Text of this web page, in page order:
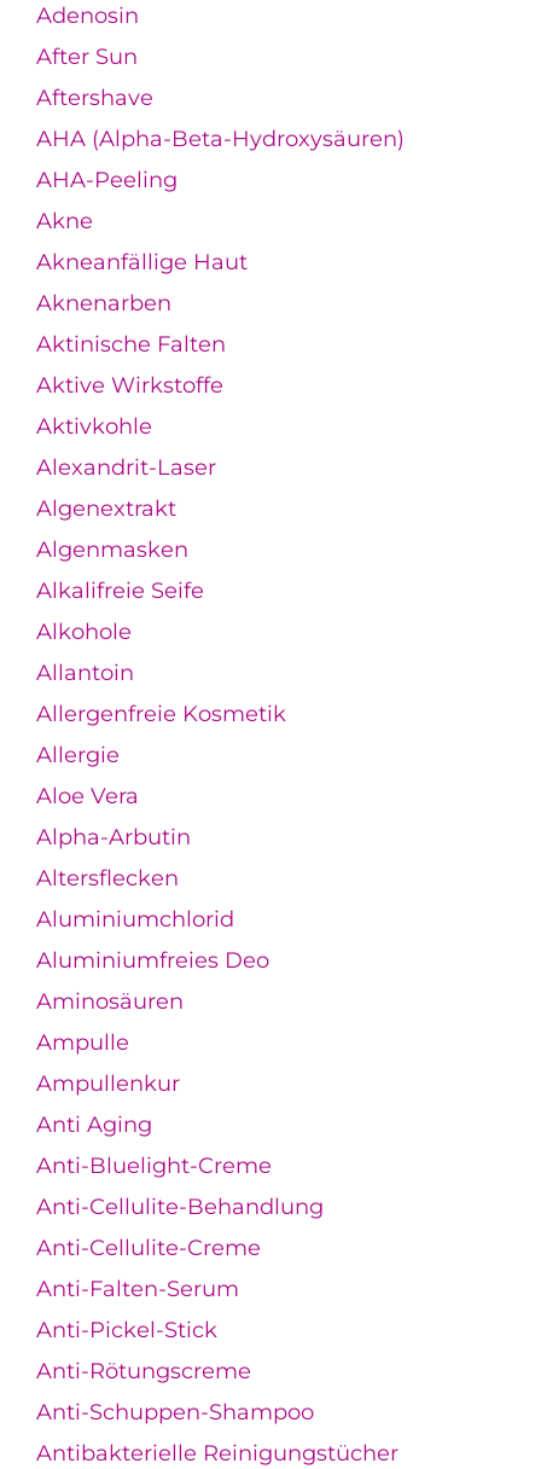
Adenosin
After Sun
Aftershave
AHA (Alpha-Beta-Hydroxysäuren)
AHA-Peeling
Akne
Akneanfällige Haut
Aknenarben
Aktinische Falten
Aktive Wirkstoffe
Aktivkohle
Alexandrit-Laser
Algenextrakt
Algenmasken
Alkalifreie Seife
Alkohole
Allantoin
Allergenfreie Kosmetik
Allergie
Aloe Vera
Alpha-Arbutin
Altersflecken
Aluminiumchlorid
Aluminiumfreies Deo
Aminosäuren
Ampulle
Ampullenkur
Anti Aging
Anti-Bluelight-Creme
Anti-Cellulite-Behandlung
Anti-Cellulite-Creme
Anti-Falten-Serum
Anti-Pickel-Stick
Anti-Rötungscreme
Anti-Schuppen-Shampoo
Antibakterielle Reinigungstücher